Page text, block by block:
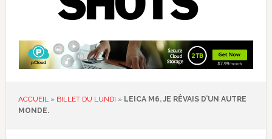
ACCUEIL » BILLET DU LUNDI » LEICA M6. JE RÊVAIS D’UN AUTRE
MONDE.